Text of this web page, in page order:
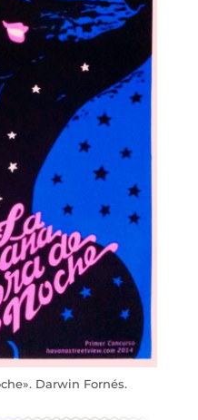
Darwin Fornés.